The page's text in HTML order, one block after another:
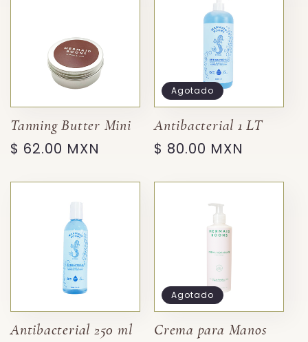
Tanning Butter Mini
Precio
$ 62.00 MXN
Agotado
Antibacterial 1 LT
Precio
$ 80.00 MXN
Antibacterial 250 ml
Agotado
Crema para Manos